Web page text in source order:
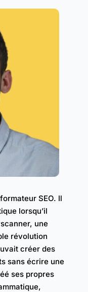
SEO. Il
lorsqu’il
une
révolution
créer des
sans écrire une
ses propres